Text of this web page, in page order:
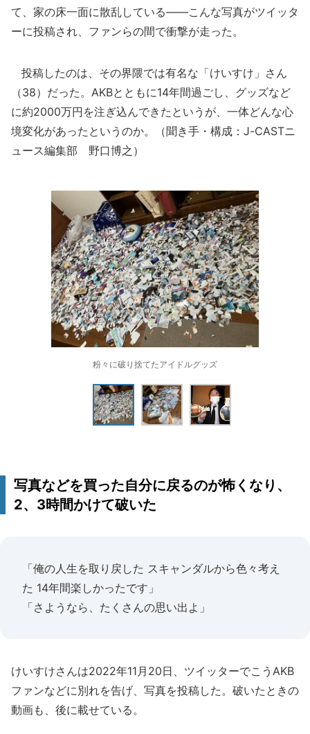
て、家の床一面に散乱している――こんな写真がツイッタ
ーに投稿され、ファンらの間で衝撃が走った。
投稿したのは、その界隈では有名な「けいすけ」さん
（38）だった。AKBとともに14年間過ごし、グッズなど
に約2000万円を注ぎ込んできたというが、一体どんな心
境変化があったというのか。（聞き手・構成：J-CASTニ
ュース編集部 野口博之）
粉々に破り捨てたアイドルグッズ
写真などを買った自分に戻るのが怖くなり、
2、3時間かけて破いた
「俺の人生を取り戻した スキャンダルから色々考え
た 14年間楽しかったです」
「さようなら、たくさんの思い出よ」
けいすけさんは2022年11月20日、ツイッターでこうAKB
ファンなどに別れを告げ、写真を投稿した。破いたときの
動画も、後に載せている。